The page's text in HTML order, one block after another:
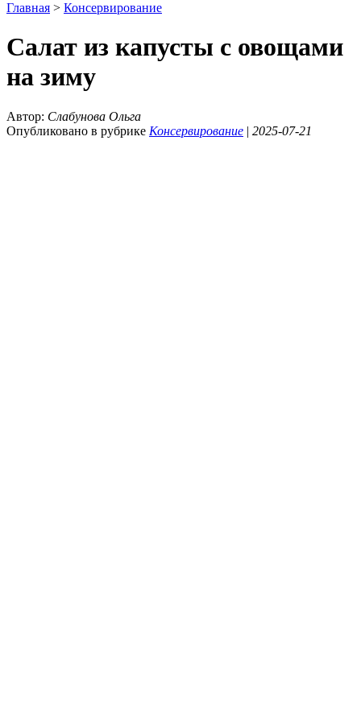
Главная > Консервирование
Салат из капусты с овощами
на зиму
Автор: Слабунова Ольга
Опубликовано в рубрике Консервирование | 2025-07-21